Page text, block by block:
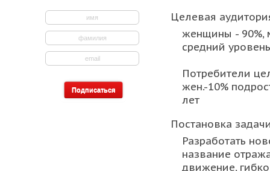
Целевая
женщины - 90%,
средний
Потребители
жен.-10%
лет
Постановка
Разработать
название
движение,